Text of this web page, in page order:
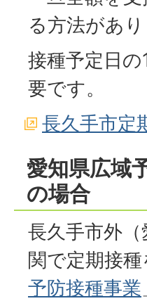
る方法があり
接種予定日
要です。
長久手市定
愛知県広域
の場合
長久手市外
関で定期接
予防接種事業